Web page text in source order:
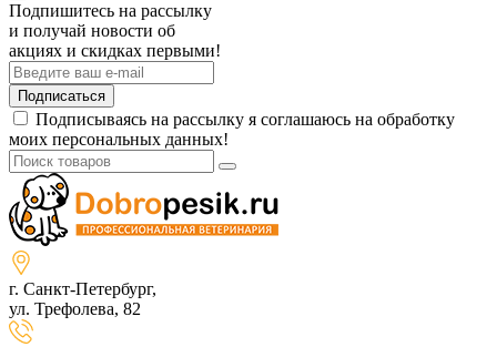
Подпишитесь на рассылку
и получай новости об
акциях и скидках первыми!
Подписаться
Подписываясь на рассылку я соглашаюсь на обработку
моих персональных данных!
г. Санкт-Петербург,
ул. Трефолева, 82